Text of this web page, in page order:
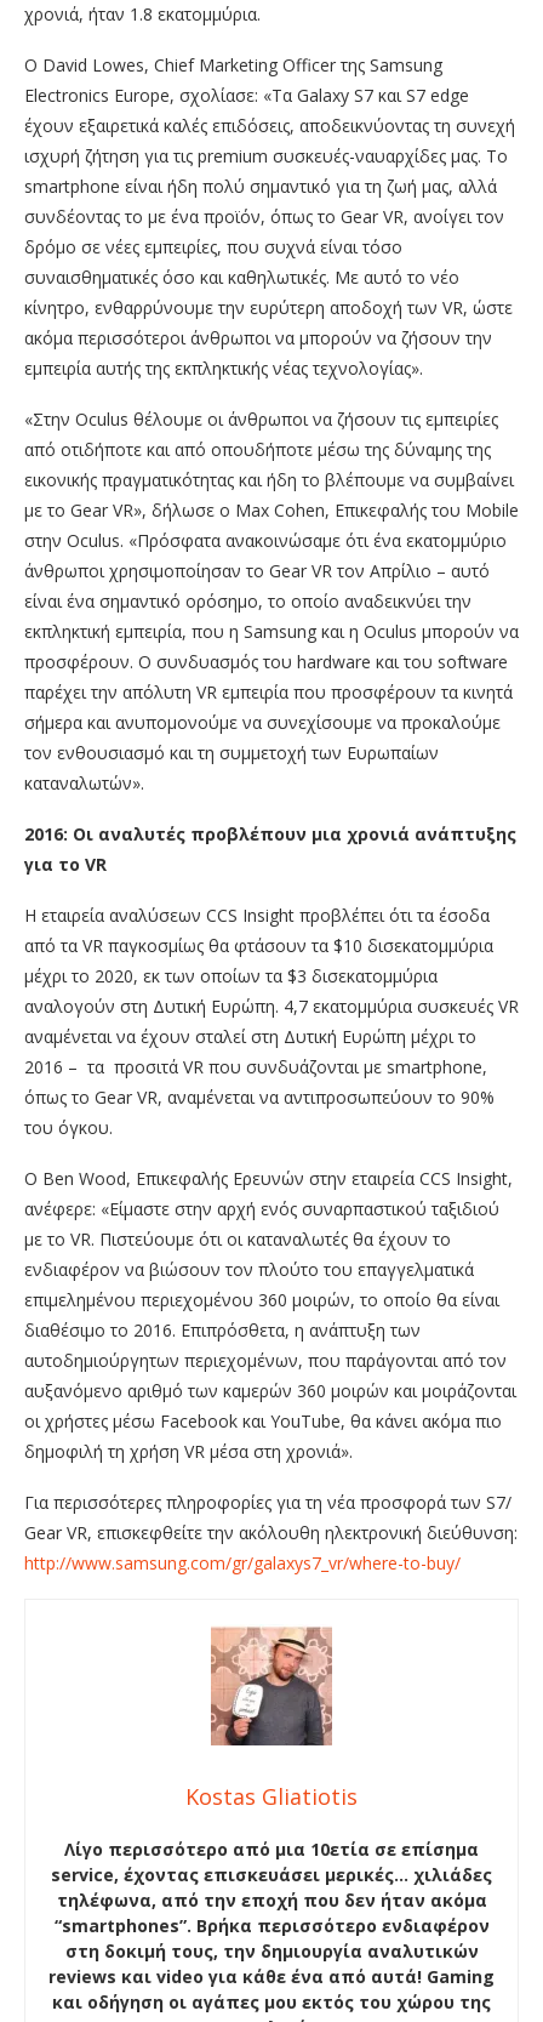
χρονιά, ήταν 1.8 εκατομμύρια.
O David Lowes, Chief Marketing Officer της Samsung
Electronics Europe, σχολίασε: «Τα Galaxy S7 και S7 edge
έχουν εξαιρετικά καλές επιδόσεις, αποδεικνύοντας τη συνεχή
ισχυρή ζήτηση για τις premium συσκευές-ναυαρχίδες μας. Το
smartphone είναι ήδη πολύ σημαντικό για τη ζωή μας, αλλά
συνδέοντας το με ένα προϊόν, όπως το Gear VR, ανοίγει τον
δρόμο σε νέες εμπειρίες, που συχνά είναι τόσο
συναισθηματικές όσο και καθηλωτικές. Με αυτό το νέο
κίνητρο, ενθαρρύνουμε την ευρύτερη αποδοχή των VR, ώστε
ακόμα περισσότεροι άνθρωποι να μπορούν να ζήσουν την
εμπειρία αυτής της εκπληκτικής νέας τεχνολογίας».
«Στην Oculus θέλουμε οι άνθρωποι να ζήσουν τις εμπειρίες
από οτιδήποτε και από οπουδήποτε μέσω της δύναμης της
εικονικής πραγματικότητας και ήδη το βλέπουμε να συμβαίνει
με το Gear VR», δήλωσε ο Max Cohen, Επικεφαλής του Mobile
στην Oculus. «Πρόσφατα ανακοινώσαμε ότι ένα εκατομμύριο
άνθρωποι χρησιμοποίησαν το Gear VR τον Απρίλιο – αυτό
είναι ένα σημαντικό ορόσημο, το οποίο αναδεικνύει την
εκπληκτική εμπειρία, που η Samsung και η Oculus μπορούν να
προσφέρουν. Ο συνδυασμός του hardware και του software
παρέχει την απόλυτη VR εμπειρία που προσφέρουν τα κινητά
σήμερα και ανυπομονούμε να συνεχίσουμε να προκαλούμε
τον ενθουσιασμό και τη συμμετοχή των Ευρωπαίων
καταναλωτών».
2016: Οι αναλυτές προβλέπουν μια χρονιά ανάπτυξης
για το VR
Η εταιρεία αναλύσεων CCS Insight προβλέπει ότι τα έσοδα
από τα VR παγκοσμίως θα φτάσουν τα $10 δισεκατομμύρια
μέχρι το 2020, εκ των οποίων τα $3 δισεκατομμύρια
αναλογούν στη Δυτική Ευρώπη. 4,7 εκατομμύρια συσκευές VR
αναμένεται να έχουν σταλεί στη Δυτική Ευρώπη μέχρι το
2016 – τα προσιτά VR που συνδυάζονται με smartphone,
όπως το Gear VR, αναμένεται να αντιπροσωπεύουν το 90%
του όγκου.
Ο Ben Wood, Επικεφαλής Ερευνών στην εταιρεία CCS Insight,
ανέφερε: «Είμαστε στην αρχή ενός συναρπαστικού ταξιδιού
με το VR. Πιστεύουμε ότι οι καταναλωτές θα έχουν το
ενδιαφέρον να βιώσουν τον πλούτο του επαγγελματικά
επιμελημένου περιεχομένου 360 μοιρών, το οποίο θα είναι
διαθέσιμο το 2016. Επιπρόσθετα, η ανάπτυξη των
αυτοδημιούργητων περιεχομένων, που παράγονται από τον
αυξανόμενο αριθμό των καμερών 360 μοιρών και μοιράζονται
οι χρήστες μέσω Facebook και YouTube, θα κάνει ακόμα πιο
δημοφιλή τη χρήση VR μέσα στη χρονιά».
Για περισσότερες πληροφορίες για τη νέα προσφορά των S7/
Gear VR, επισκεφθείτε την ακόλουθη ηλεκτρονική διεύθυνση:
http://www.samsung.com/gr/galaxys7_vr/where-to-buy/
Kostas Gliatiotis
Λίγο περισσότερο από μια 10ετία σε επίσημα
service, έχοντας επισκευάσει μερικές… χιλιάδες
τηλέφωνα, από την εποχή που δεν ήταν ακόμα
“smartphones”. Βρήκα περισσότερο ενδιαφέρον
στη δοκιμή τους, την δημιουργία αναλυτικών
reviews και video για κάθε ένα από αυτά! Gaming
και οδήγηση οι αγάπες μου εκτός του χώρου της